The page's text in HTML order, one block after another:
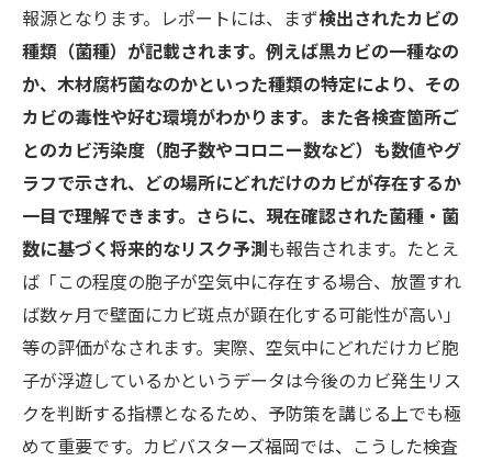
報源となります。レポートには、まず検出されたカビの
種類（菌種）が記載されます。例えば黒カビの一種なの
か、木材腐朽菌なのかといった種類の特定により、その
カビの毒性や好む環境がわかります。また各検査箇所ご
とのカビ汚染度（胞子数やコロニー数など）も数値やグ
ラフで示され、どの場所にどれだけのカビが存在するか
一目で理解できます。さらに、現在確認された菌種・菌
数に基づく将来的なリスク予測も報告されます。たとえ
ば「この程度の胞子が空気中に存在する場合、放置すれ
ば数ヶ月で壁面にカビ斑点が顕在化する可能性が高い」
等の評価がなされます。実際、空気中にどれだけカビ胞
子が浮遊しているかというデータは今後のカビ発生リス
クを判断する指標となるため​、予防策を講じる上でも極
めて重要です。カビバスターズ福岡では、こうした検査